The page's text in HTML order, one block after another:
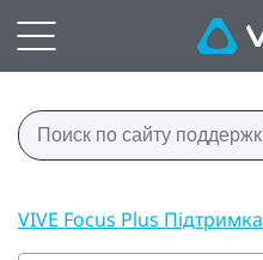
VIVE Focus Plus Підтримка